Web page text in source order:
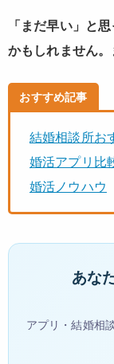
「まだ早い」と
かもしれません。
おすすめ記事
結婚相談所お
婚活アプリ比
婚活ノウハウ
あな
アプリ・結婚相